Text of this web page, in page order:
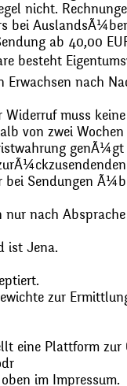
nicht.
bei
ab 40,00
besteht
nach
Widerruf muss
von zwei
bei Sendungen
nach
ist Jena.
zur
eine Plattform
im Impressum.